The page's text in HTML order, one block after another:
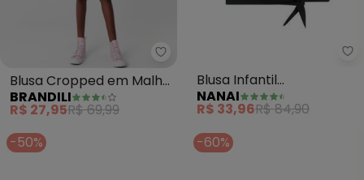
Blusa Cropped em Malha
Infantil Menina (Natural)
BRANDILI
R$ 27,95R$ 69,99
Blusa Infantil
Menina(Preto)
NANAI
R$ 33,96R$ 84,90
-50%
-60%